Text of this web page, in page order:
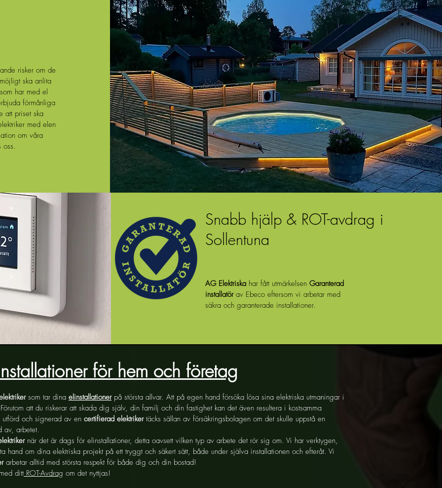
risker om de
ska anlita
har med el
förmånliga
att priset ska
med elen
om våra
oss.
Snabb hjälp & ROT-avdrag i
Sollentuna
AG Elektriska har fått utmärkelsenGaranterad
installatörav Ebeco eftersom vi arbetar med
säkra och garanterade installationer.
för hem och företag
som tar dina elinstallationerpå största allvar. Att på egen hand försöka lösa sina elektriska utmaningar i
att du riskerar att skada dig själv, din familj och din fastighet kan det även resultera i kostsamma
och signerad av en certifierad elektrikertäcks sällan av försäkringsbolagen om det skulle uppstå en
av, arbetet.
när det är dags för elinstallationer, detta oavsett vilken typ av arbete det rör sig om. Vi har verktygen,
hand om dina elektriska projekt på ett tryggt och säkert sätt, både under själva installationen och efteråt. Vi
arbetar alltid med största respekt för både dig och din bostad!
ditt ROT-Avdrag om det nyttjas!